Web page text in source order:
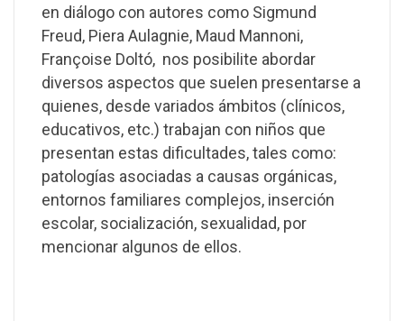
en diálogo con autores como Sigmund
Freud, Piera Aulagnie, Maud Mannoni,
Françoise Doltó, nos posibilite abordar
diversos aspectos que suelen presentarse a
quienes, desde variados ámbitos (clínicos,
educativos, etc.) trabajan con niños que
presentan estas dificultades, tales como:
patologías asociadas a causas orgánicas,
entornos familiares complejos, inserción
escolar, socialización, sexualidad, por
mencionar algunos de ellos.